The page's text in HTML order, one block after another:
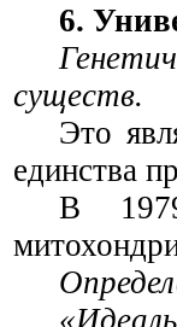
6.
существ.
Это
единства
В